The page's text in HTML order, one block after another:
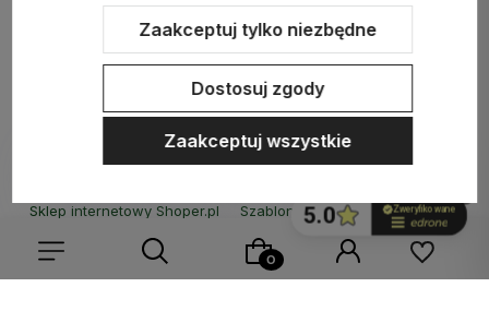
Sklep internetowy Shoper.pl Szablon Shoper Modern 3.0™ od
Zaakceptuj tylko niezbędne
Dostosuj zgody
Zaakceptuj wszystkie